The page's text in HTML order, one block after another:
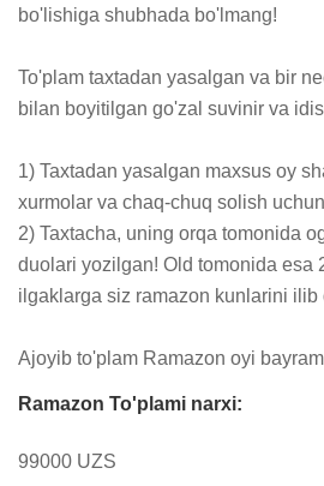
bo'lishiga shubhada bo'lmang!
To'plam taxtadan yasalgan va bir
bilan boyitilgan go'zal suvinir va
1) Taxtadan yasalgan maxsus oy
xurmolar va chaq-chuq solish
2) Taxtacha, uning orqa tomonida
duolari yozilgan! Old tomonida esa
ilgaklarga siz ramazon kunlarini
Ajoyib to'plam Ramazon oyi
Ramazon To'plami narxi:
99000 UZS